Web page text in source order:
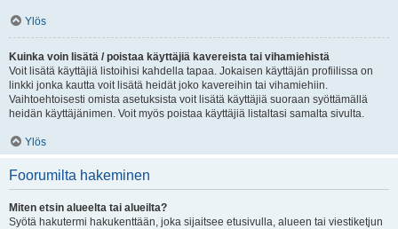
Ylös
Kuinka voin lisätä / poistaa käyttäjiä kavereista tai vihamiehistä
Voit lisätä käyttäjiä listoihisi kahdella tapaa. Jokaisen käyttäjän profiilissa on
linkki jonka kautta voit lisätä heidät joko kavereihin tai vihamiehiin.
Vaihtoehtoisesti omista asetuksista voit lisätä käyttäjiä suoraan syöttämällä
heidän käyttäjänimen. Voit myös poistaa käyttäjiä listaltasi samalta sivulta.
Ylös
Foorumilta hakeminen
Miten etsin alueelta tai alueilta?
Syötä hakutermi hakukenttään, joka sijaitsee etusivulla, alueen tai viestiketjun